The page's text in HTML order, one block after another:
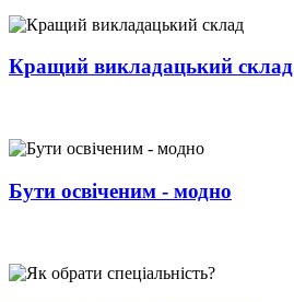
Кращий викладацький склад
Бути освіченим - модно